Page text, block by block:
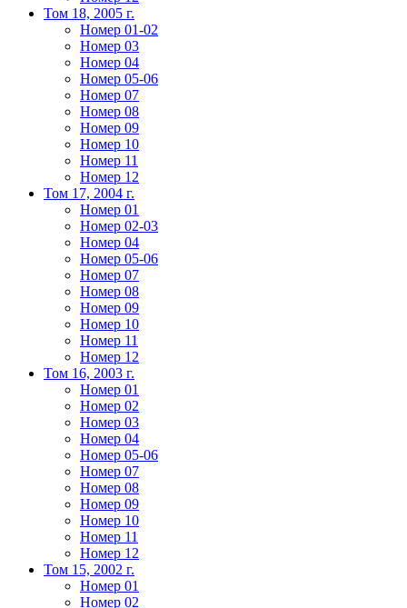
Том 18, 2005 г.
Номер 01-02
Номер 03
Номер 04
Номер 05-06
Номер 07
Номер 08
Номер 09
Номер 10
Номер 11
Номер 12
Том 17, 2004 г.
Номер 01
Номер 02-03
Номер 04
Номер 05-06
Номер 07
Номер 08
Номер 09
Номер 10
Номер 11
Номер 12
Том 16, 2003 г.
Номер 01
Номер 02
Номер 03
Номер 04
Номер 05-06
Номер 07
Номер 08
Номер 09
Номер 10
Номер 11
Номер 12
Том 15, 2002 г.
Номер 01
Номер 02